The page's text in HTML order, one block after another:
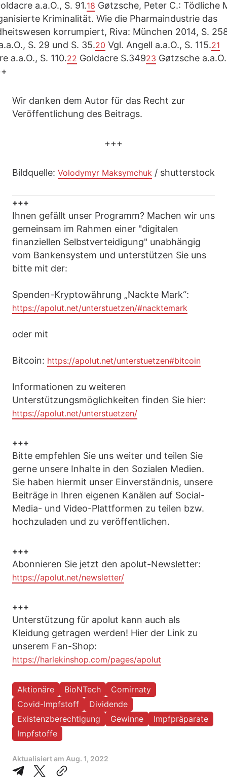
a.a.O., S. 91.18 Gøtzsche, Peter C.: Tödliche
Kriminalität. Wie die Pharmaindustrie das
korrumpiert, Riva: München 2014, S.
S. 29 und S. 35.20 Vgl. Angell a.a.O., S. 115.21
a.a.O., S. 110.22 Goldacre S.34923 Gøtzsche
Wir danken dem Autor für das Recht zur
Veröffentlichung des Beitrags.
+++
Bildquelle: Volodymyr Maksymchuk / shutterstock
+++
Ihnen gefällt unser Programm? Machen wir uns
gemeinsam im Rahmen einer "digitalen
finanziellen Selbstverteidigung" unabhängig
vom Bankensystem und unterstützen Sie uns
bitte mit der:
Spenden-Kryptowährung „Nackte Mark“:
https://apolut.net/unterstuetzen/#nacktemark
oder mit
Bitcoin: https://apolut.net/unterstuetzen#bitcoin
Informationen zu weiteren
Unterstützungsmöglichkeiten finden Sie hier:
https://apolut.net/unterstuetzen/
+++
Bitte empfehlen Sie uns weiter und teilen Sie
gerne unsere Inhalte in den Sozialen Medien.
Sie haben hiermit unser Einverständnis, unsere
Beiträge in Ihren eigenen Kanälen auf Social-
Media- und Video-Plattformen zu teilen bzw.
hochzuladen und zu veröffentlichen.
+++
Abonnieren Sie jetzt den apolut-Newsletter:
https://apolut.net/newsletter/
+++
Unterstützung für apolut kann auch als
Kleidung getragen werden! Hier der Link zu
unserem Fan-Shop:
https://harlekinshop.com/pages/apolut
Aktionäre BioNTech
Comirnaty
Covid-Impfstoff
Dividende
Existenzberechtigung
Gewinne
Impfpräparate
Impfstoffe
Aktualisiert am Aug. 1, 2022